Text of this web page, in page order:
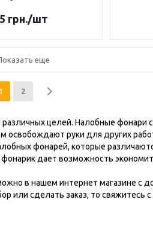
грн./шт
еще
2
целей. Налобные фонари
освобождают руки для других
фонарей, которые
дает возможность
в нашем интернет магазине с
или сделать заказ, то свяжитесь